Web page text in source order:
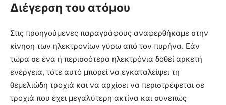
Διέγερση του ατόμου
Στις προηγούμενες παραγράφους αναφερθήκαμε στην
κίνηση των ηλεκτρονίων γύρω από τον πυρήνα. Εάν
τώρα σε ένα ή περισσότερα ηλεκτρόνια δοθεί αρκετή
ενέργεια, τότε αυτό μπορεί να εγκαταλείψει τη
θεμελιώδη τροχιά και να αρχίσει να περιστρέφεται σε
τροχιά που έχει μεγαλύτερη ακτίνα και συνεπώς